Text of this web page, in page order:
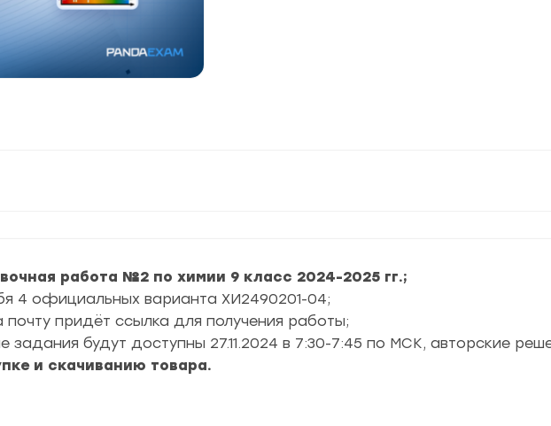
работа №2 по химии 9 класс 2024-2025 гг.;
4 официальных варианта ХИ2490201-04;
придёт ссылка для получения работы;
будут доступны 27.11.2024 в 7:30-7:45 по МСК, авторские
и скачиванию товара.